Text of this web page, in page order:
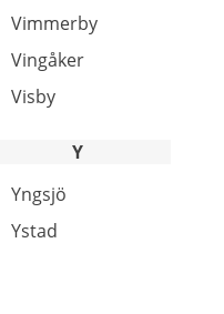
Vimmerby
Vingåker
Visby
Y
Yngsjö
Ystad